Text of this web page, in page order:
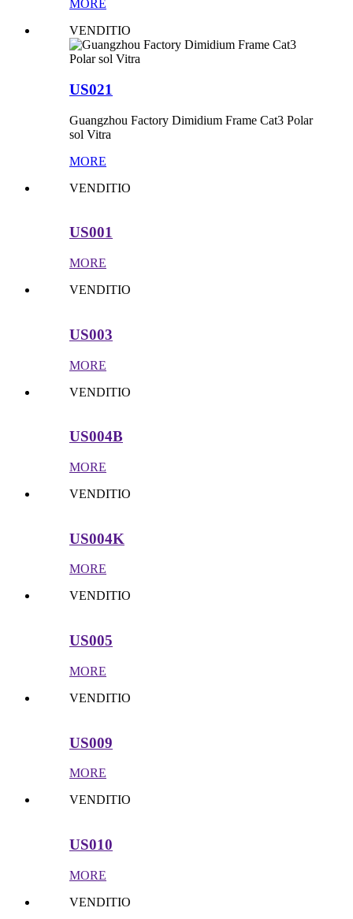
MORE
VENDITIO
US021
Guangzhou Factory Dimidium Frame Cat3 Polar
sol Vitra
MORE
VENDITIO
US001
MORE
VENDITIO
US003
MORE
VENDITIO
US004B
MORE
VENDITIO
US004K
MORE
VENDITIO
US005
MORE
VENDITIO
US009
MORE
VENDITIO
US010
MORE
VENDITIO